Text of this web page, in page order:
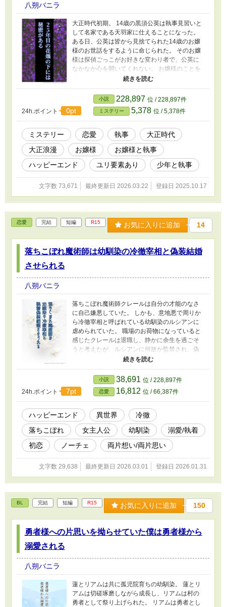
八朔バニラ
大正時代初期。 14歳の黒須公英は執事見習いと
して名家である天羽家に仕えることになった。
ある日、公英は皆から見捨てられた14歳のお嬢
様のお世話をするように命じられた。 そのお嬢
様は探偵ごっこがお好きな変わり者で、公英に
なかなか心を開いてくれない。 お嬢様のことを
最初は変わり者だと敬遠していた公英だが、お
嬢様と過ごす内にお嬢様のことを大切に思うよ
うになった。 お嬢様も公英に心を開き始めた
が、お嬢様には誰にも言えない秘密があって…
14歳無自覚見習い執事×14歳探偵お嬢様
24h.ポイント 0pt
小説 228,897 位 / 228,897件
ミステリー 5,378 位 / 5,378件
ミステリー 恋愛 執事
大正時代
大正浪漫
お嬢様
お嬢様と執事
ハッピーエンド
ユリ要素あり 少年と執事
文字数 73,671 最終更新日 2026.03.22 登録日 2025.10.17
恋愛 完結 短編 R15 お気に入りに追加 14
落ちこぼれ魔術師は幼馴染の冷徹宰相と偽装結婚
させられる
八朔バニラ
落ちこぼれ魔術師クレールは自分の才能のなさ
に自己嫌悪していた。 しかも、意地悪で周りか
ら冷徹宰相と呼ばれている幼馴染のルシアンに
虐められていた。 職場のお荷物になっていると
感じたクレールは退職し、静かに余生を過ごそ
うと考えたが、ルシアンに何故か監禁され、偽
装結婚を持ちかけられてしまう。 魔力なし幼馴
染天才宰相×鈍感落ちこぼれ魔術師
24h.ポイント 7pt
小説 38,691 位 / 228,897件
恋愛 16,812 位 / 66,387件
ハッピーエンド 異世界
冷徹
落ちこぼれ
女主人公 幼馴染
溺愛/執着
初恋
ノーチェ 両片想い/両片思い
文字数 29,638 最終更新日 2026.03.01 登録日 2026.01.31
BL 完結 短編 R15 お気に入りに追加 150
勇者様への片思いを拗らせていた僕は勇者様から
溺愛される
八朔バニラ
蓮とリアムは共に孤児院育ちの幼馴染。 蓮とリ
アムは切磋琢磨しながら成長し、リアムは村の
勇者として祭り上げられた。 リアムは勇者とし